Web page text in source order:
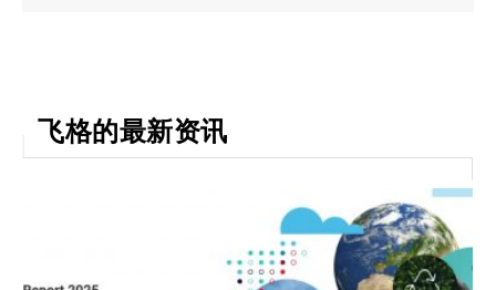
飞格的最新资讯